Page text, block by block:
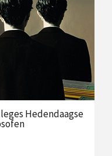
Hedendaagse